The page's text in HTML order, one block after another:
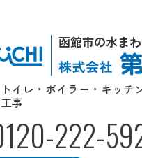
函館市の水ま
トイレ・ボイラー・キッチ
工事
222-